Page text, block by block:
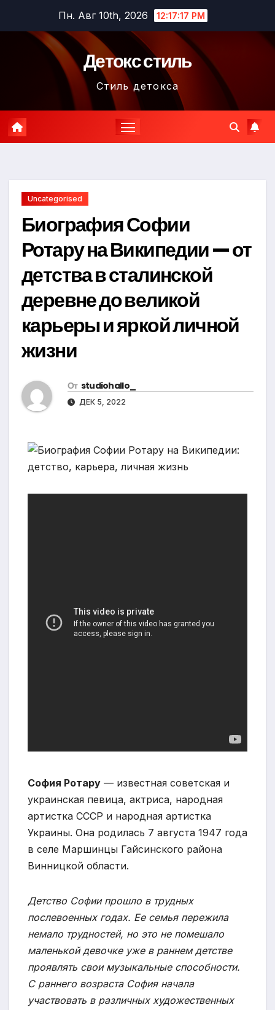
содержимому
Пн. Авг 10th, 2026 12:17:18 PM
Детокс стиль
Стиль детокса
Uncategorised
Биография Софии
Ротару на Википедии — от
детства в сталинской
деревне до великой
карьеры и яркой личной
жизни
От studiohallo_
ДЕК 5, 2022
София Ротару — известная советская и
украинская певица, актриса, народная
артистка СССР и народная артистка
Украины. Она родилась 7 августа 1947 года
в селе Маршинцы Гайсинского района
Винницкой области.
Детство Софии прошло в трудных
послевоенных годах. Ее семья пережила
немало трудностей, но это не помешало
маленькой девочке уже в раннем детстве
проявлять свои музыкальные способности.
С раннего возраста София начала
участвовать в различных художественных